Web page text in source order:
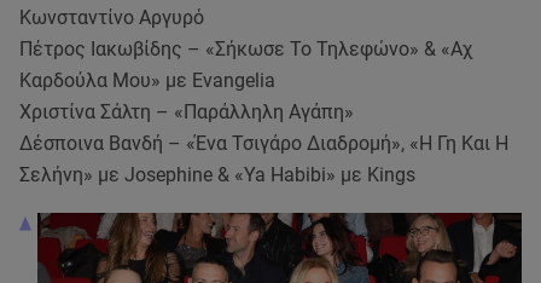
Κωνσταντίνο Αργυρό
Πέτρος Ιακωβίδης – «Σήκωσε Το Τηλεφώνo» & «Αχ
Καρδούλα Μου» με Evangelia
Χριστίνα Σάλτη – «Παράλληλη Αγάπη»
Δέσποινα Βανδή – «Ένα Τσιγάρο Διαδρομή», «Η Γη Και Η
Σελήνη» με Josephine & «Ya Habibi» με Kings